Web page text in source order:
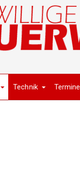
Technik Termine